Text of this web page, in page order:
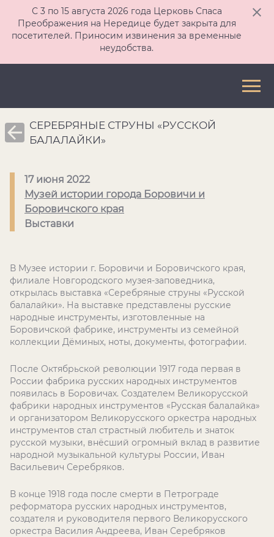
С 3 по 15 августа 2026 года Церковь Спаса
Преображения на Нередице будет закрыта для
посетителей. Приносим извинения за временные
неудобства.
СЕРЕБРЯНЫЕ СТРУНЫ «РУССКОЙ
БАЛАЛАЙКИ»
17 июня 2022
Музей истории города Боровичи и
Боровичского края
Выставки
В Музее истории г. Боровичи и Боровичского края,
филиале Новгородского музея-заповедника,
открылась выставка «Серебряные струны «Русской
балалайки». На выставке представлены русские
народные инструменты, изготовленные на
Боровичской фабрике, инструменты из семейной
коллекции Дёминых, ноты, документы, фотографии.
После Октябрьской революции 1917 года первая в
России фабрика русских народных инструментов
появилась в Боровичах. Создателем Великорусской
фабрики народных инструментов «Русская балалайка»
и организатором Великорусского оркестра народных
инструментов стал страстный любитель и знаток
русской музыки, внёсший огромный вклад в развитие
народной музыкальной культуры России, Иван
Васильевич Серебряков.
В конце 1918 года после смерти в Петрограде
реформатора русских народных инструментов,
создателя и руководителя первого Великорусского
оркестра Василия Андреева, Иван Серебряков